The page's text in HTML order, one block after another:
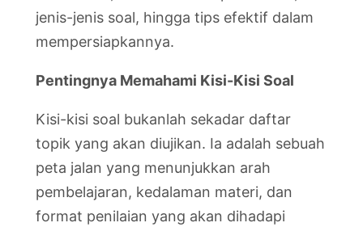
jenis-jenis soal, hingga tips efektif dalam
mempersiapkannya.
Pentingnya Memahami Kisi-Kisi Soal
Kisi-kisi soal bukanlah sekadar daftar
topik yang akan diujikan. Ia adalah sebuah
peta jalan yang menunjukkan arah
pembelajaran, kedalaman materi, dan
format penilaian yang akan dihadapi